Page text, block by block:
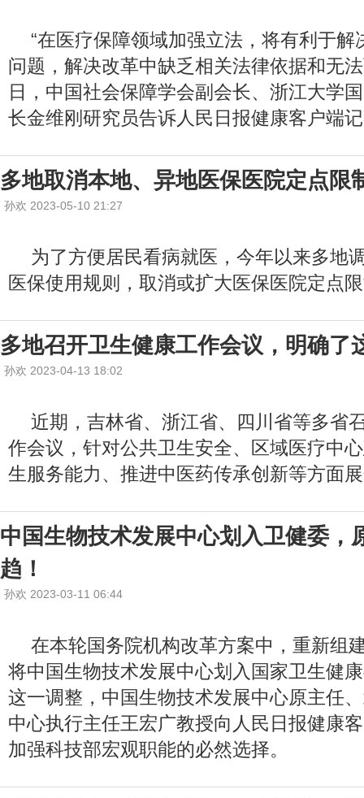
“在医疗保障领域加强立法，将有利于解
问题，解决改革中缺乏相关法律依据和无
日，中国社会保障学会副会长、浙江大学
长金维刚研究员告诉人民日报健康客户端
多地取消本地、异地医保医院定点限
孙欢 2023-05-10 21:27
为了方便居民看病就医，今年以来多地
医保使用规则，取消或扩大医保医院定点
多地召开卫生健康工作会议，明确了
孙欢 2023-04-13 18:02
近期，吉林省、浙江省、四川省等多省
作会议，针对公共卫生安全、区域医疗中
生服务能力、推进中医药传承创新等方面
中国生物技术发展中心划入卫健委，
趋！
孙欢 2023-03-11 06:44
在本轮国务院机构改革方案中，重新组
将中国生物技术发展中心划入国家卫生健
这一调整，中国生物技术发展中心原主任
中心执行主任王宏广教授向人民日报健康
加强科技部宏观职能的必然选择。